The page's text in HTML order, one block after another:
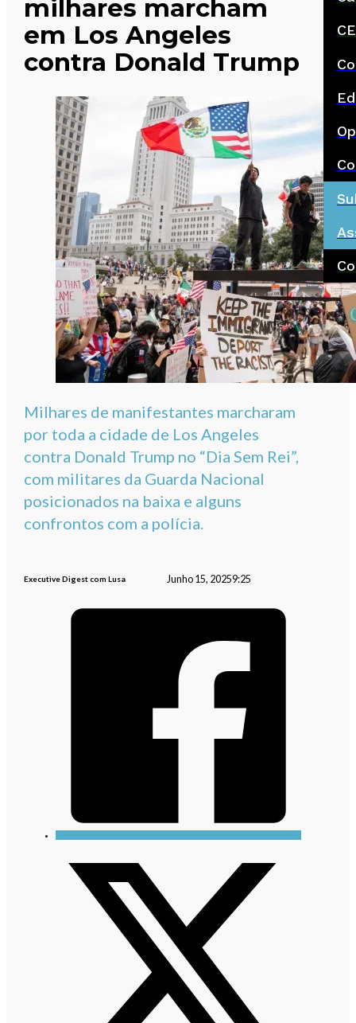
milhares marcham
em Los Angeles
contra Donald Trump
Milhares de manifestantes marcharam
por toda a cidade de Los Angeles
contra Donald Trump no “Dia Sem Rei”,
com militares da Guarda Nacional
posicionados na baixa e alguns
confrontos com a polícia.
Executive Digest com Lusa Junho 15, 20259:25